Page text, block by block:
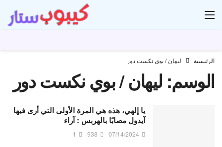
الرئيسية ليهان / بوي نكست دور
الوسم: ليهان / بوي نكست دور
يا إلهي، هذه هي المرة الأولى التي أرى فيها
آيدول مصابًا بالهربس : آراء
07/14/2024
938
1